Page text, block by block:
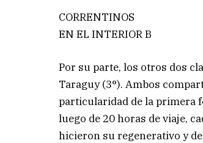
CORRENTINOS
EN EL INTERIOR B
Por su parte, los otros dos
Taraguy (3°). Ambos
particularidad de la primera
luego de 20 horas de viaje,
hicieron su regenerativo y